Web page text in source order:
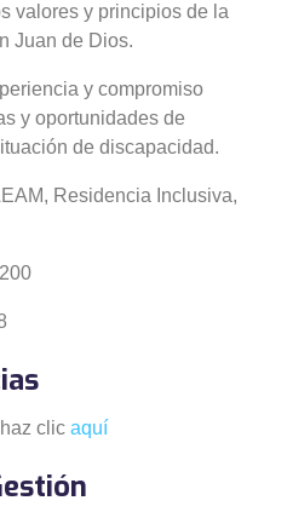
valores y principios de la
Juan de Dios.
y compromiso
y oportunidades de
de discapacidad.
Residencia Inclusiva,
clic aquí